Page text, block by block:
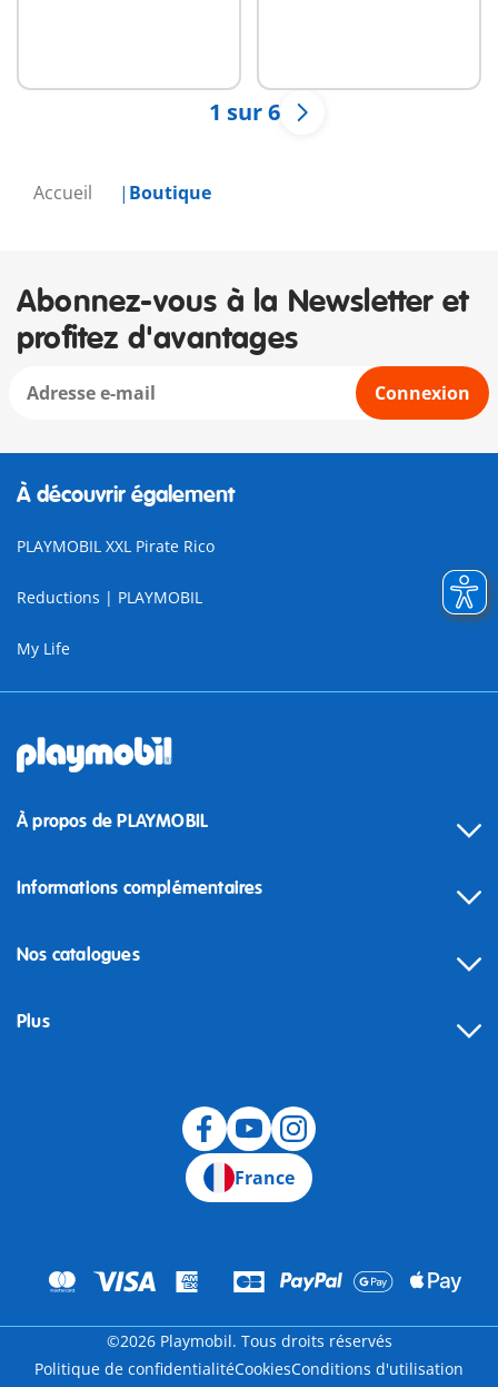
Accueil Boutique
1 sur 6
Abonnez-vous à la Newsletter et
profitez d'avantages
Connexion
À découvrir également
PLAYMOBIL XXL Pirate Rico
Reductions | PLAYMOBIL
My Life
À propos de PLAYMOBIL
Informations complémentaires
Nos catalogues
Plus
France
©2026 Playmobil. Tous droits réservés
Politique de confidentialitéCookiesConditions d'utilisation